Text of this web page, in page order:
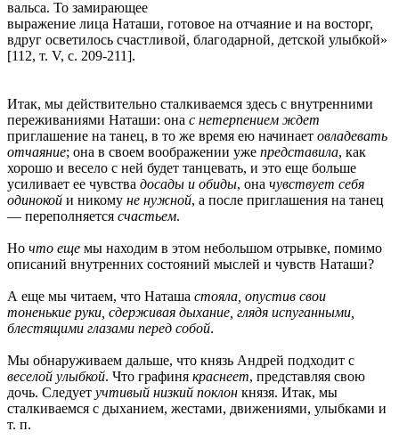
вальса. То замирающее
выражение лица Наташи, готовое на отчаяние и на восторг,
вдруг осветилось счастливой, благодарной, детской улыбкой»
[112, т. V, с. 209-211].
Итак, мы действительно сталкиваемся здесь с внутренними
переживаниями Наташи: она с нетерпением ждет
приглашение на танец, в то же время ею начинает овладевать
отчаяние; она в своем воображении уже представила, как
хорошо и весело с ней будет танцевать, и это еще больше
усиливает ее чувства досады и обиды, она чувствует себя
одинокой и никому не нужной, а после приглашения на танец
— переполняется счастьем.
Но что еще мы находим в этом небольшом отрывке, помимо
описаний внутренних состояний мыслей и чувств Наташи?
А еще мы читаем, что Наташа стояла, опустив свои
тоненькие руки, сдерживая дыхание, глядя испуганными,
блестящими глазами перед собой.
Мы обнаруживаем дальше, что князь Андрей подходит с
веселой улыбкой. Что графиня краснеет, представляя свою
дочь. Следует учтивый низкий поклон князя. Итак, мы
сталкиваемся с дыханием, жестами, движениями, улыбками и
т. п.